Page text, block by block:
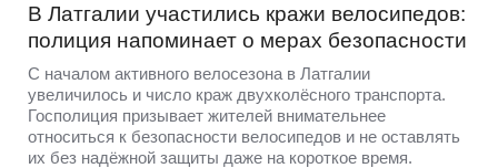
В Латгалии участились кражи велосипедов:
полиция напоминает о мерах безопасности
С началом активного велосезона в Латгалии
увеличилось и число краж двухколёсного транспорта.
Госполиция призывает жителей внимательнее
относиться к безопасности велосипедов и не оставлять
их без надёжной защиты даже на короткое время.